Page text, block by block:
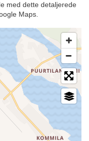
med dette detaljerede
Maps.